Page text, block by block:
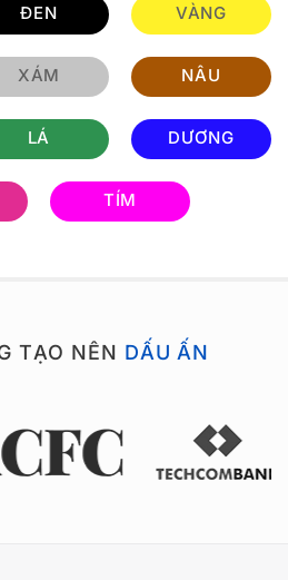
ĐEN VÀNG
XÁM NÂU
LÁ DƯƠNG
TÍM
TẠO NÊN DẤU ẤN